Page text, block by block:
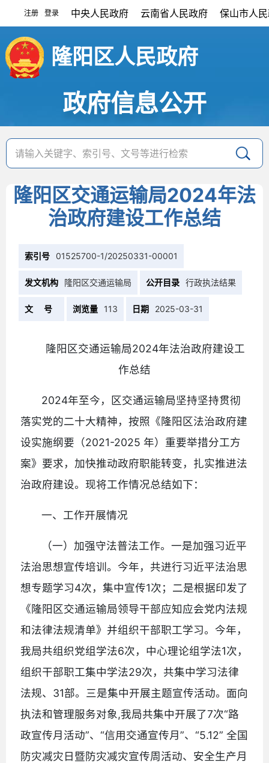
注册 登录 中央人民政府 云南省人民政府 保山市人
隆阳区人民政府
政府信息公开
隆阳区交通运输局2024年法
治政府建设工作总结
索引号 01525700-1/20250331-00001
发文机构 隆阳区交通运输局 公开目录 行政执法结果
文 号 浏览量 113 日期 2025-03-31
隆阳区交通运输局2024年法治政府建设工
作总结
2024年至今，区交通运输局坚持坚持贯彻
落实党的二十大精神，按照《隆阳区法治政府建
设实施纲要（2021-2025 年）重要举措分工方
案》要求，加快推动政府职能转变，扎实推进法
治政府建设。现将工作情况总结如下：
一、工作开展情况
（一）加强守法普法工作。一是加强习近平
法治思想宣传培训。今年，共进行习近平法治思
想专题学习4次，集中宣传1次；二是根据印发了
《隆阳区交通运输局领导干部应知应会党内法规
和法律法规清单》并组织干部职工学习。今年，
我局共组织党组学法6次，中心理论组学法1次，
组织干部职工集中学法29次，共集中学习法律
法规、31部。三是集中开展主题宣传活动。面向
执法和管理服务对象,我局共集中开展了7次“路
政宣传月活动”、“信用交通宣传月”、“5.12” 全国
防灾减灾日暨防灾减灾宣传周活动、安全生产月